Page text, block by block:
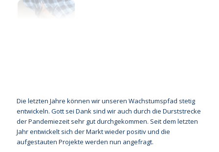
Die letzten Jahre können wir unseren Wachstumspfad stetig
entwickeln. Gott sei Dank sind wir auch durch die Durststrecke
der Pandemiezeit sehr gut durchgekommen. Seit dem letzten
Jahr entwickelt sich der Markt wieder positiv und die
aufgestauten Projekte werden nun angefragt.